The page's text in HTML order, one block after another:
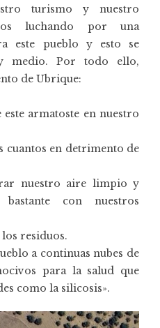
turismo y nuestro
luchando por una
este pueblo y esto se
medio. Por todo ello,
de Ubrique:
armatoste en nuestro
cuantos en detrimento de
nuestro aire limpio y
con nuestros
residuos.
a continuas nubes de
para la salud que
como la silicosis».